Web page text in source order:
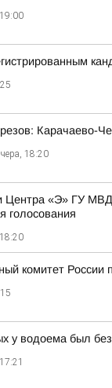
Карачаево-
18:20
Центра «Э» ГУ
голосования
комитет России
у водоема был